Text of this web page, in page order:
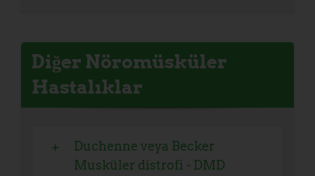
Diğer Nöromüsküler
Hastalıklar
Duchenne veya Becker
Musküler distrofi - DMD